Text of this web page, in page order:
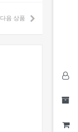
다음 상품